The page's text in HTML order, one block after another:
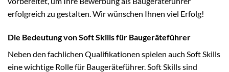
erfolgreich zu gestalten. Wir wünschen Ihnen viel Erfolg!
Die Bedeutung von Soft Skills für Baugeräteführer
Neben den fachlichen Qualifikationen spielen auch Soft Skills
eine wichtige Rolle für Baugeräteführer. Soft Skills sind